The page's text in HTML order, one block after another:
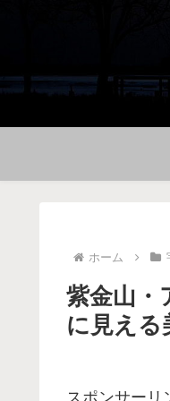
ホーム
紫金山・
に見える
スポンサーリ